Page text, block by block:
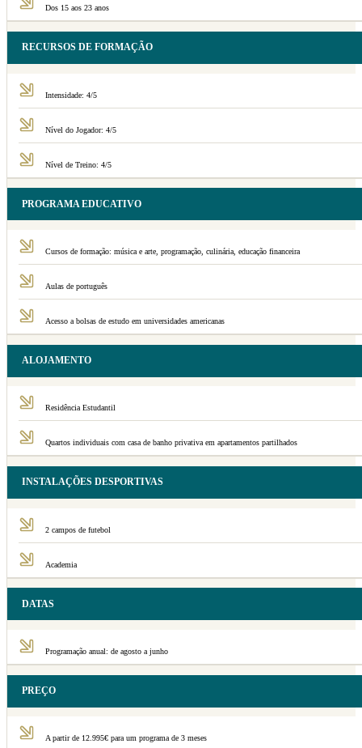
Dos 15 aos 23 anos
RECURSOS DE FORMAÇÃO
Intensidade: 4/5
Nível do Jogador: 4/5
Nível de Treino: 4/5
PROGRAMA EDUCATIVO
Cursos de formação: música e arte, programação, culinária, educação financeira
Aulas de português
Acesso a bolsas de estudo em universidades americanas
ALOJAMENTO
Residência Estudantil
Quartos individuais com casa de banho privativa em apartamentos partilhados
INSTALAÇÕES DESPORTIVAS
2 campos de futebol
Academia
DATAS
Programação anual: de agosto a junho
PREÇO
A partir de 12.995€ para um programa de 3 meses